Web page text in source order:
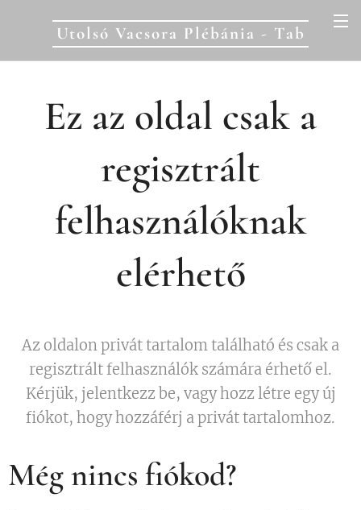
Utolsó Vacsora Plébánia - Tab
Ez az oldal csak a
regisztrált
felhasználóknak
elérhető
Az oldalon privát tartalom található és csak a
regisztrált felhasználók számára érhető el.
Kérjük, jelentkezz be, vagy hozz létre egy új
fiókot, hogy hozzáférj a privát tartalomhoz.
Még nincs fiókod?